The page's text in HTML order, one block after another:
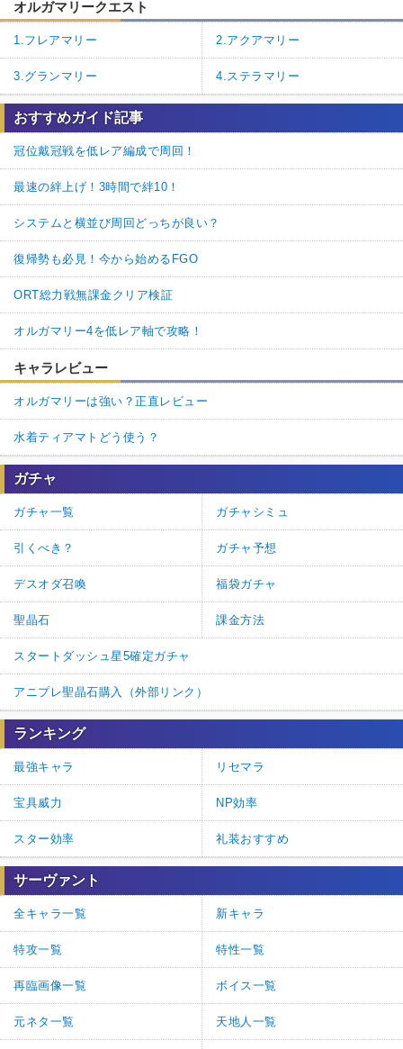
オルガマリークエスト
1.フレアマリー 2.アクアマリー
3.グランマリー 4.ステラマリー
おすすめガイド記事
冠位戴冠戦を低レア編成で周回！
最速の絆上げ！3時間で絆10！
システムと横並び周回どっちが良い？
復帰勢も必見！今から始めるFGO
ORT総力戦無課金クリア検証
オルガマリー4を低レア軸で攻略！
キャラレビュー
オルガマリーは強い？正直レビュー
水着ティアマトどう使う？
ガチャ
ガチャ一覧 ガチャシミュ
引くべき？ ガチャ予想
デスオダ召喚 福袋ガチャ
聖晶石 課金方法
スタートダッシュ星5確定ガチャ
アニプレ聖晶石購入（外部リンク）
ランキング
最強キャラ リセマラ
宝具威力 NP効率
スター効率 礼装おすすめ
サーヴァント
全キャラ一覧 新キャラ
特攻一覧 特性一覧
再臨画像一覧 ボイス一覧
元ネタ一覧 天地人一覧